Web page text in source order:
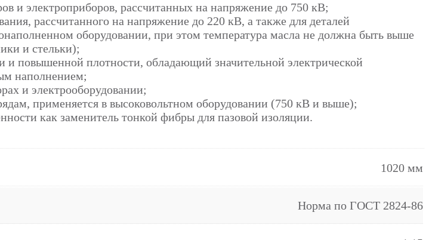
и электроприборов, рассчитанных на напряжение до 750 кВ;
рассчитанного на напряжение до 220 кВ, а также для деталей
оборудовании, при этом температура масла не должна быть выше
и стельки);
и повышенной плотности, обладающий значительной электрической
наполнением;
и электрооборудовании;
применяется в высоковольтном оборудовании (750 кВ и выше);
как заменитель тонкой фибры для пазовой изоляции.
1020 мм
Норма по ГОСТ 2824-86